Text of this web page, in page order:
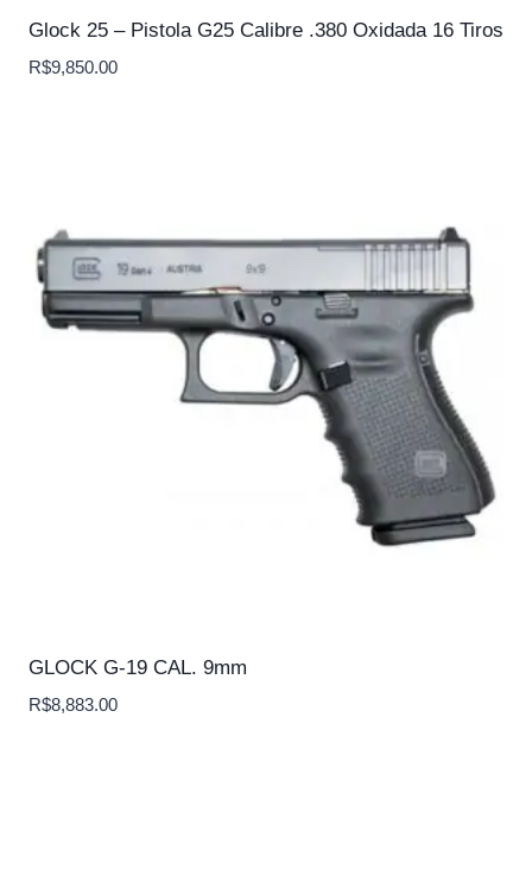
Glock 25 – Pistola G25 Calibre .380 Oxidada 16 Tiros
R$9,850.00
GLOCK G-19 CAL. 9mm
R$8,883.00